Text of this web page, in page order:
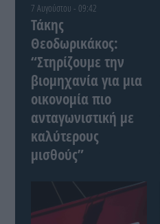
7 Αυγούστου - 09:42
Τάκης
Θεοδωρικάκος:
“Στηρίζουμε την
βιομηχανία για μια
οικονομία πιο
ανταγωνιστική με
καλύτερους
μισθούς”